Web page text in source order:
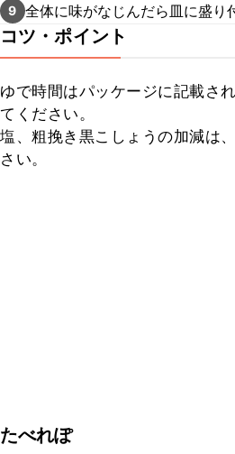
9 全体に味がなじんだら皿に盛り
コツ・ポイント
ゆで時間はパッケージに記載さ
てください。
塩、粗挽き黒こしょうの加減は
さい。
たべれぽ